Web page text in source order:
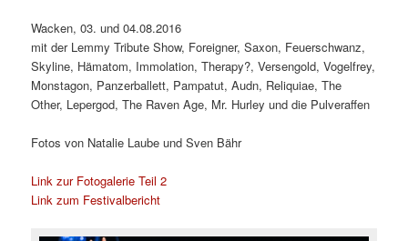
Wacken, 03. und 04.08.2016
mit der Lemmy Tribute Show, Foreigner, Saxon, Feuerschwanz,
Skyline, Hämatom, Immolation, Therapy?, Versengold, Vogelfrey,
Monstagon, Panzerballett, Pampatut, Audn, Reliquiae, The
Other, Lepergod, The Raven Age, Mr. Hurley und die Pulveraffen
Fotos von Natalie Laube und Sven Bähr
Link zur Fotogalerie Teil 2
Link zum Festivalbericht